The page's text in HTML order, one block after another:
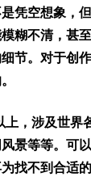
凭空想象，
糊不清，甚
节。对于创
，涉及世界
景等等。可
找不到合适